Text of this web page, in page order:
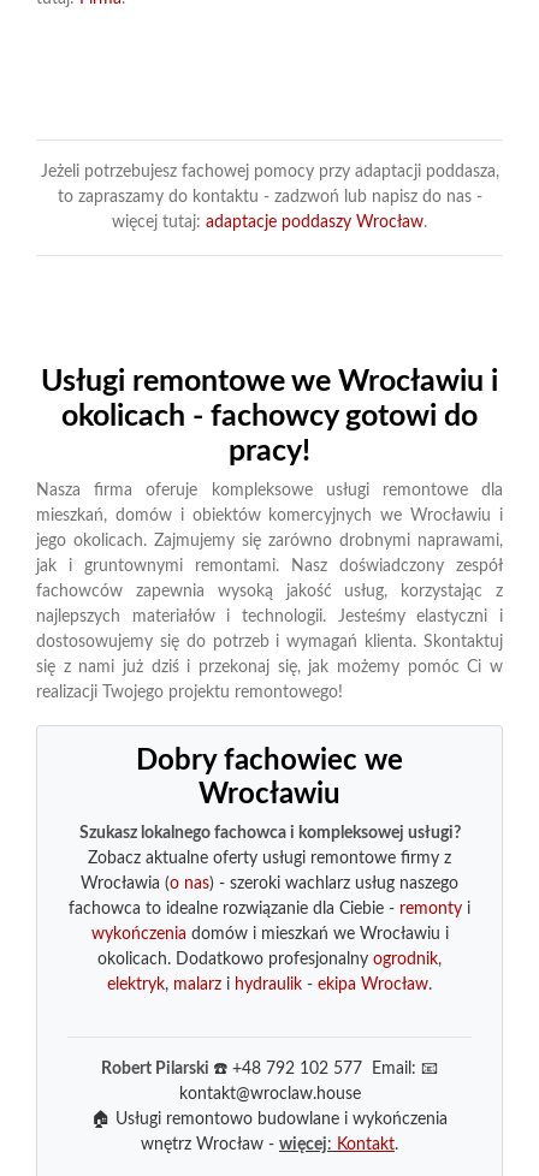
Jeżeli potrzebujesz fachowej pomocy przy adaptacji poddasza,
to zapraszamy do kontaktu - zadzwoń lub napisz do nas -
więcej tutaj: adaptacje poddaszy Wrocław.
Usługi remontowe we Wrocławiu i
okolicach - fachowcy gotowi do
pracy!
Nasza firma oferuje kompleksowe usługi remontowe dla
mieszkań, domów i obiektów komercyjnych we Wrocławiu i
jego okolicach. Zajmujemy się zarówno drobnymi naprawami,
jak i gruntownymi remontami. Nasz doświadczony zespół
fachowców zapewnia wysoką jakość usług, korzystając z
najlepszych materiałów i technologii. Jesteśmy elastyczni i
dostosowujemy się do potrzeb i wymagań klienta. Skontaktuj
się z nami już dziś i przekonaj się, jak możemy pomóc Ci w
realizacji Twojego projektu remontowego!
Dobry fachowiec we
Wrocławiu
Szukasz lokalnego fachowca i kompleksowej usługi?
Zobacz aktualne oferty usługi remontowe firmy z
Wrocławia (o nas) - szeroki wachlarz usług naszego
fachowca to idealne rozwiązanie dla Ciebie - remonty i
wykończenia domów i mieszkań we Wrocławiu i
okolicach. Dodatkowo profesjonalny ogrodnik,
elektryk, malarz i hydraulik - ekipa Wrocław.
Robert Pilarski ☎️ +48 792 102 577 Email: 📧
kontakt@wroclaw.house
🏠 Usługi remontowo budowlane i wykończenia
wnętrz Wrocław - więcej: Kontakt.